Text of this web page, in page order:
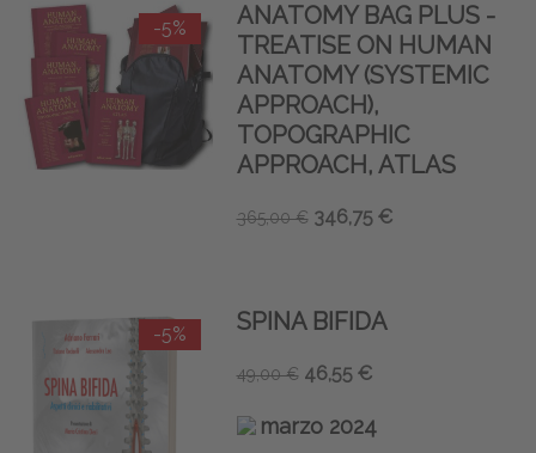
-5%
ANATOMY BAG PLUS -
TREATISE ON HUMAN
ANATOMY (SYSTEMIC
APPROACH),
TOPOGRAPHIC
APPROACH, ATLAS
365,00 € 346,75 €
-5% SPINA BIFIDA
49,00 € 46,55 €
marzo 2024